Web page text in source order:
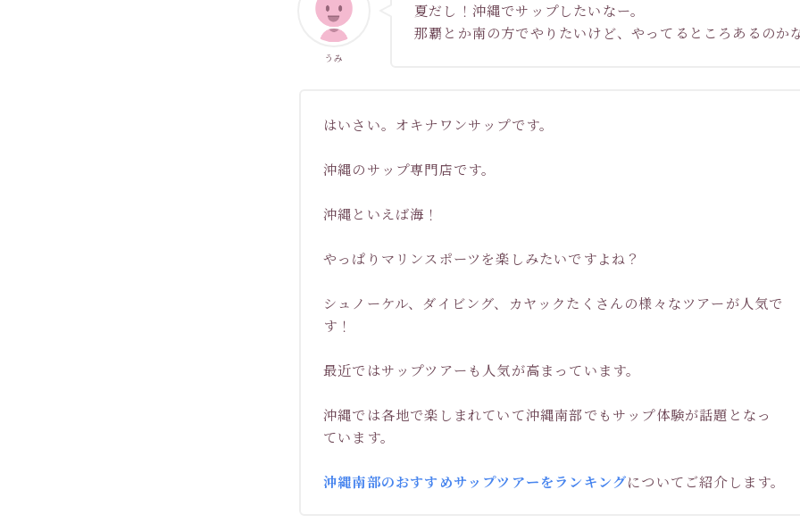
うみ
夏だし！沖縄でサップしたいなー。
那覇とか南の方でやりたいけど、やってるところあるのか
はいさい。オキナワンサップです。
沖縄のサップ専門店です。
沖縄といえば海！
やっぱりマリンスポーツを楽しみたいですよね？
シュノーケル、ダイビング、カヤックたくさんの様々なツアーが人気で
す！
最近ではサップツアーも人気が高まっています。
沖縄では各地で楽しまれていて沖縄南部でもサップ体験が話題となっ
ています。
沖縄南部のおすすめサップツアーをランキングについてご紹介します。